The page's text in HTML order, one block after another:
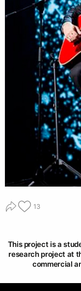
13
This project is a
research project at
commercial